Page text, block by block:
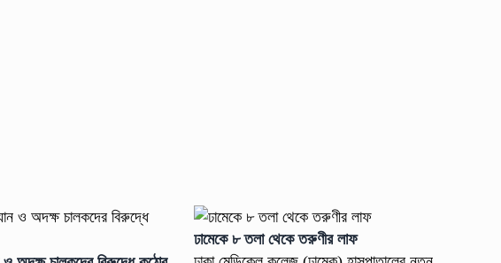
ঢামেকে ৮ তলা থেকে তরুণীর লাফ